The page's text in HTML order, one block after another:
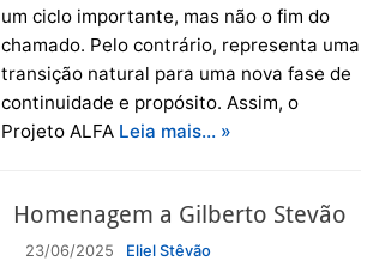
um ciclo importante, mas não o fim do
chamado. Pelo contrário, representa uma
transição natural para uma nova fase de
continuidade e propósito. Assim, o
Projeto ALFA Leia mais… »
Homenagem a Gilberto Stevão
23/06/2025 Eliel Stêvão